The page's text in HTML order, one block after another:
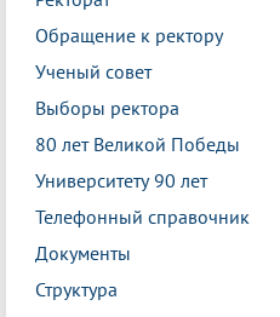
Обращение к ректору
Ученый совет
Выборы ректора
80 лет Великой Победы
Университету 90 лет
Телефонный справочник
Документы
Структура